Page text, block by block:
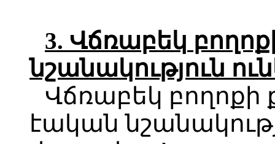
3. Վճռաբեկ
նշանակություն
Վճռաբեկ բողոքի
էական